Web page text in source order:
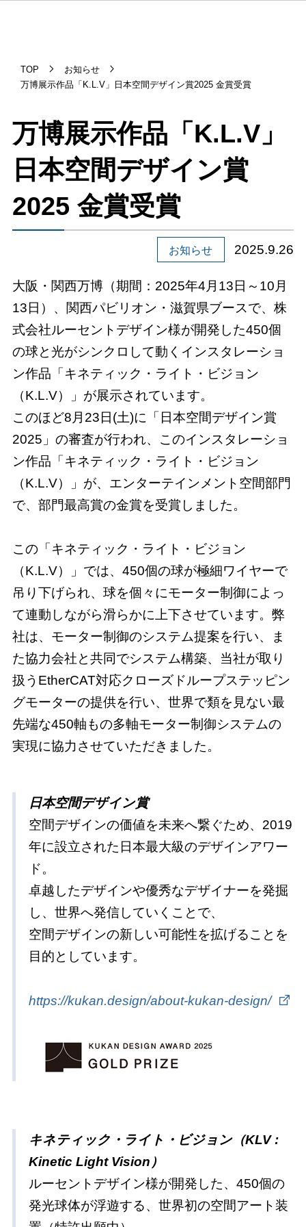
TOP
お知らせ
万博展示作品「K.L.V」日本空間デザイン賞2025 金賞受賞
万博展示作品「K.L.V」
日本空間デザイン賞
2025 金賞受賞
お知らせ 2025.9.26
大阪・関西万博（期間：2025年4月13日～10月
13日）、関西パビリオン・滋賀県ブースで、株
式会社ルーセントデザイン様が開発した450個
の球と光がシンクロして動くインスタレーショ
ン作品「キネティック・ライト・ビジョン
（K.L.V）」が展示されています。
このほど8月23日(土)に「日本空間デザイン賞
2025」の審査が行われ、このインスタレーショ
ン作品「キネティック・ライト・ビジョン
（K.L.V）」が、エンターテインメント空間部門
で、部門最高賞の金賞を受賞しました。
この「キネティック・ライト・ビジョン
（K.L.V）」では、450個の球が極細ワイヤーで
吊り下げられ、球を個々にモーター制御によっ
て連動しながら滑らかに上下させています。弊
社は、モーター制御のシステム提案を行い、ま
た協力会社と共同でシステム構築、当社が取り
扱うEtherCAT対応クローズドループステッピン
グモーターの提供を行い、世界で類を見ない最
先端な450軸もの多軸モーター制御システムの
実現に協力させていただきました。
日本空間デザイン賞
空間デザインの価値を未来へ繋ぐため、2019
年に設立された日本最大級のデザインアワー
ド。
卓越したデザインや優秀なデザイナーを発掘
し、世界へ発信していくことで、
空間デザインの新しい可能性を拡げることを
目的としています。
https://kukan.design/about-kukan-design/
キネティック・ライト・ビジョン（KLV :
Kinetic Light Vision）
ルーセントデザイン様が開発した、450個の
発光球体が浮遊する、世界初の空間アート装